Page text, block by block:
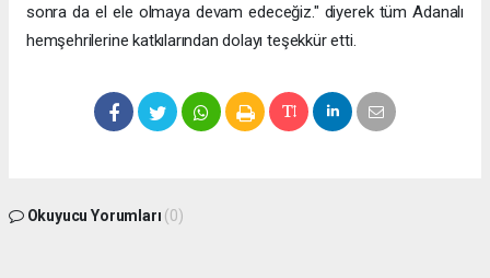
sonra da el ele olmaya devam edeceğiz." diyerek tüm Adanalı
hemşehrilerine katkılarından dolayı teşekkür etti.
Okuyucu Yorumları (0)